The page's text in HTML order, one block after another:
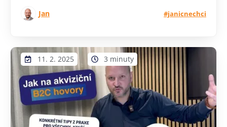
Jan #janicnechci
11. 2. 2025 3 minuty